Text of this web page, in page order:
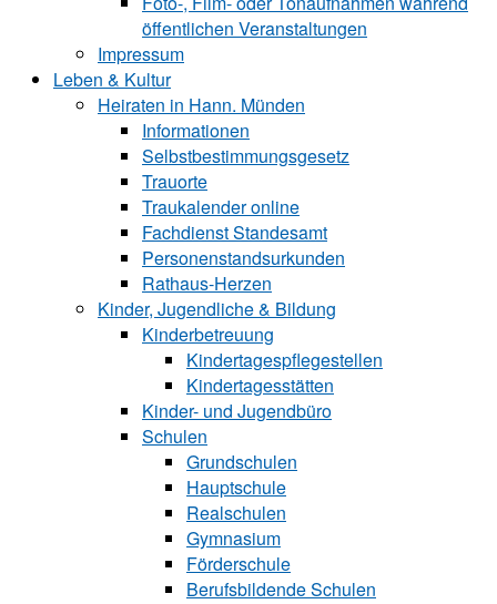
öffentlichen Veranstaltungen
Impressum
Leben & Kultur
Heiraten in Hann. Münden
Informationen
Selbstbestimmungsgesetz
Trauorte
Traukalender online
Fachdienst Standesamt
Personenstandsurkunden
Rathaus-Herzen
Kinder, Jugendliche & Bildung
Kinderbetreuung
Kindertagespflegestellen
Kindertagesstätten
Kinder- und Ju‍gend‍bü‍ro
Schulen
Grundschulen
Hauptschule
Realschulen
Gymnasium
Förderschule
Berufsbildende Schu‍len